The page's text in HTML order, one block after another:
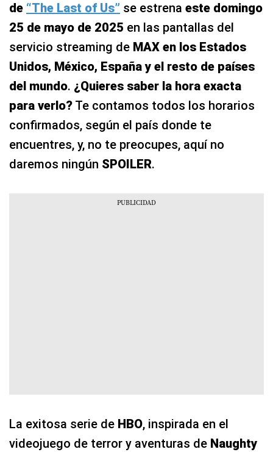
de “The Last of Us” se estrena este domingo
25 de mayo de 2025 en las pantallas del
servicio streaming de MAX en los Estados
Unidos, México, España y el resto de países
del mundo. ¿Quieres saber la hora exacta
para verlo? Te contamos todos los horarios
confirmados, según el país donde te
encuentres, y, no te preocupes, aquí no
daremos ningún SPOILER.
La exitosa serie de HBO, inspirada en el
videojuego de terror y aventuras de Naughty